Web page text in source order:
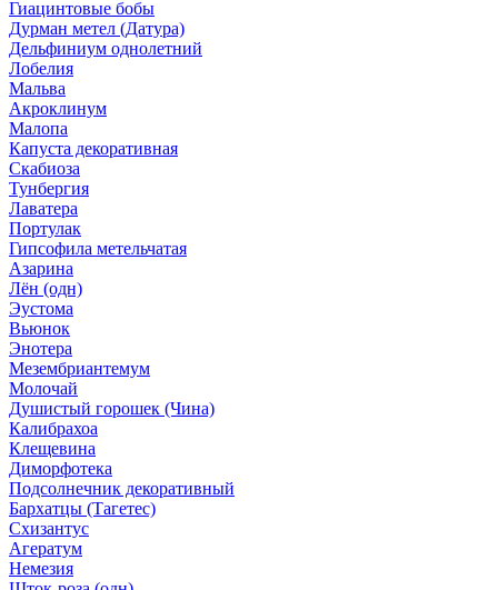
Гиацинтовые бобы
Дурман метел (Датура)
Дельфиниум однолетний
Лобелия
Мальва
Акроклинум
Малопа
Капуста декоративная
Скабиоза
Тунбергия
Лаватера
Портулак
Гипсофила метельчатая
Азарина
Лён (одн)
Эустома
Вьюнок
Энотера
Мезембриантемум
Молочай
Душистый горошек (Чина)
Калибрахоа
Клещевина
Диморфотека
Подсолнечник декоративный
Бархатцы (Тагетес)
Схизантус
Агератум
Немезия